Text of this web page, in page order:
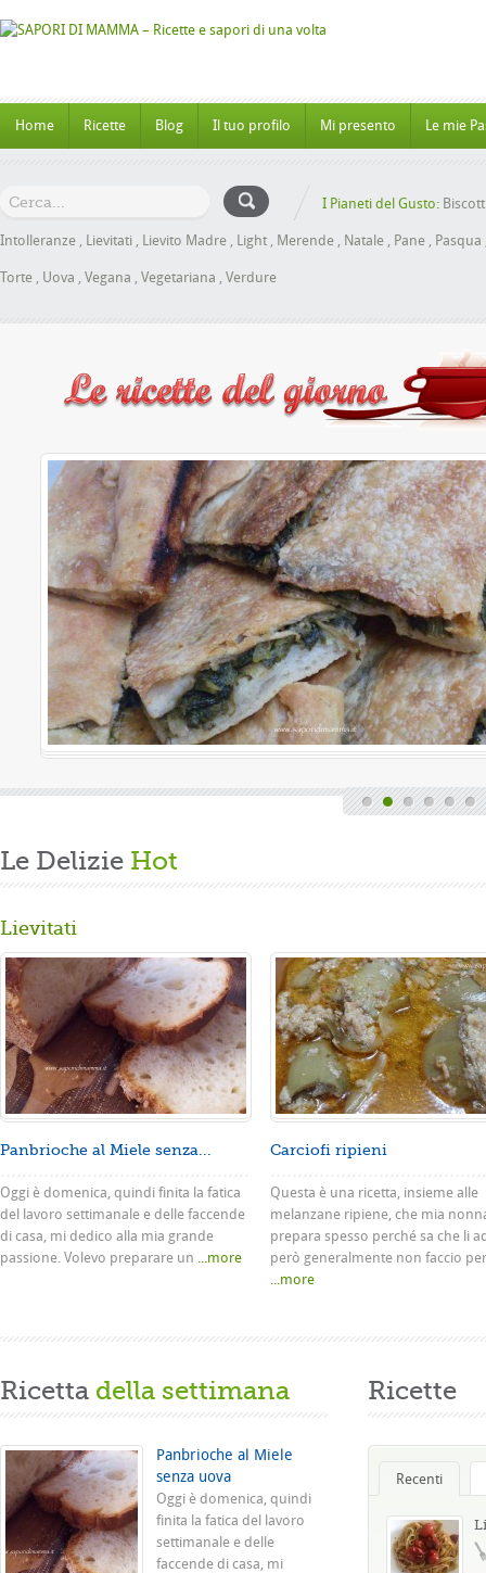
Home Ricette Blog Il tuo profilo Mi presento Le mie
I Pianeti del Gusto:
Intolleranze , Lievitati , Lievito Madre , Light , Merende , Natale , Pane , Pasqua
Torte , Uova , Vegana , Vegetariana , Verdure
Le Delizie Hot
Lievitati
Panbrioche al Miele senza...
Oggi è domenica, quindi finita la fatica
del lavoro settimanale e delle faccende
di casa, mi dedico alla mia grande
passione. Volevo preparare un ...more
Carciofi ripieni
Questa è una ricetta, insieme alle
melanzane ripiene, che mia
prepara spesso perché sa che li
però generalmente non faccio
...more
Ricetta della settimana
Panbrioche al Miele
senza uova
Oggi è domenica, quindi
finita la fatica del lavoro
settimanale e delle
faccende di casa, mi
Ricette
Recenti